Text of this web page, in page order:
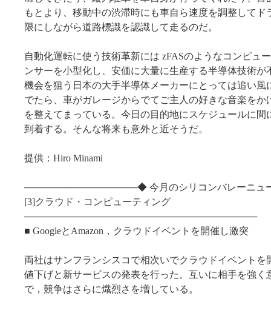
もとより、移動中の渋滞時にも車自ら速度を調整してド
限にしながら道路標識を認識して走るのだ。
自動化運転に使う技術革新には zFASのようなコンピュ
ンサーを小型化し、安価に大量に生産する半導体技術が
機会を狙う日本の大手半導体メーカーにとっては追い風
でたら、車がガレージからでてご主人の好きな音楽をか
を整えてまっている。今日の目的地にスケジュールに間
到着する。そんな将来も意外と近そうだ。
提供：Hiro Minami
─────────────────◆ 今月のシリコンバレーニュ
[3]クラウド・コンピューティング
───────────────────────────────────
■ GoogleとAmazon，クラウドイベントを開催し激突
両社はサンフランシスコで相次いでクラウドイベントを
値下げと新サービスの発表を行った。互いに相手を強く
で，競争はさらに熾烈さを増している。